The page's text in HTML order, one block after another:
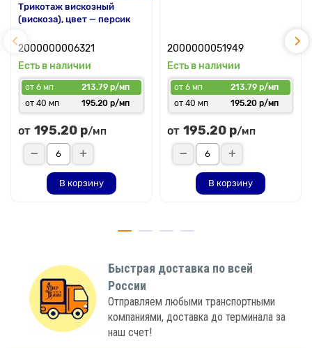
Трикотаж вискозный
(вискоза), цвет — персик
2000000006321
Есть в наличии
от 6 мп
213.79 р/мп
от 40 мп
195.20 р/мп
от 195.20 р/мп
В корзину
2000000051949
Есть в наличии
от 6 мп
213.79 р/мп
от 40 мп
195.20 р/мп
от 195.20 р/мп
В корзину
Быстрая доставка по всей
России
Отправляем любыми транспортными
компаниями, доставка до терминала за
наш счет!